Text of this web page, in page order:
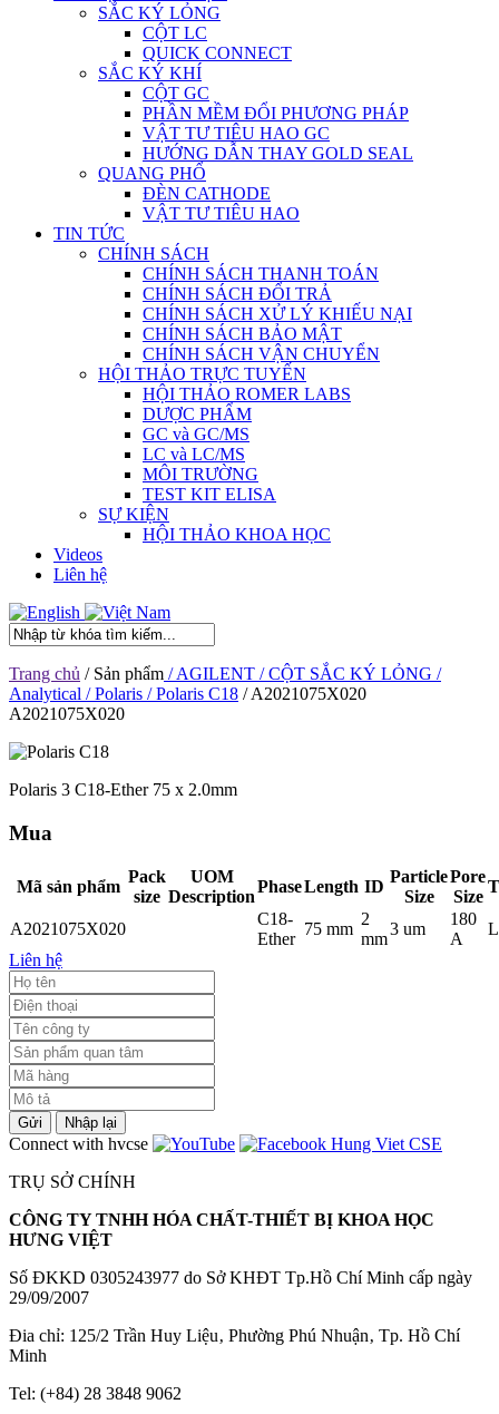
SẮC KÝ LỎNG
CỘT LC
QUICK CONNECT
SẮC KÝ KHÍ
CỘT GC
PHẦN MỀM ĐỔI PHƯƠNG PHÁP
VẬT TƯ TIÊU HAO GC
HƯỚNG DẪN THAY GOLD SEAL
QUANG PHỔ
ĐÈN CATHODE
VẬT TƯ TIÊU HAO
TIN TỨC
CHÍNH SÁCH
CHÍNH SÁCH THANH TOÁN
CHÍNH SÁCH ĐỔI TRẢ
CHÍNH SÁCH XỬ LÝ KHIẾU NẠI
CHÍNH SÁCH BẢO MẬT
CHÍNH SÁCH VẬN CHUYỂN
HỘI THẢO TRỰC TUYẾN
HỘI THẢO ROMER LABS
DƯỢC PHẨM
GC và GC/MS
LC và LC/MS
MÔI TRƯỜNG
TEST KIT ELISA
SỰ KIỆN
HỘI THẢO KHOA HỌC
Videos
Liên hệ
Trang chủ / Sản phẩm / AGILENT / CỘT SẮC KÝ LỎNG /
Analytical / Polaris / Polaris C18 / A2021075X020
A2021075X020
Polaris 3 C18-Ether 75 x 2.0mm
Mua
Mã sản phẩm
Pack
size
UOM
Description
PhaseLength ID
Particle
Size
Pore
Size
A2021075X020
C18-
Ether
75 mm
2
mm
3 um
180
A
Liên hệ
Gửi Nhập lại
Connect with hvcse
TRỤ SỞ CHÍNH
CÔNG TY TNHH HÓA CHẤT-THIẾT BỊ KHOA HỌC
HƯNG VIỆT
Số ĐKKD 0305243977 do Sở KHĐT Tp.Hồ Chí Minh cấp ngày
29/09/2007
Đia chỉ: 125/2 Trần Huy Liệu‚ Phường Phú Nhuận‚ Tp. Hồ Chí
Minh
Tel: (+84) 28 3848 9062